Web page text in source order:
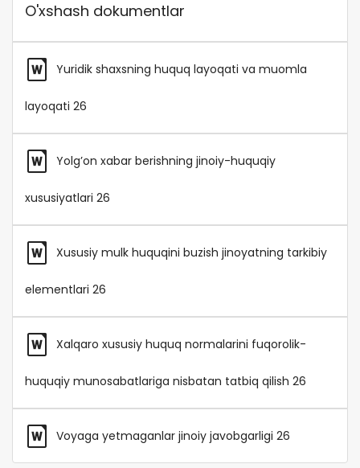
O'xshash dokumentlar
Yuridik shaxsning huquq layoqati va muomla
layoqati 26
Yolg’on xabar berishning jinoiy-huquqiy
xususiyatlari 26
Xususiy mulk huquqini buzish jinoyatning tarkibiy
elementlari 26
Xalqaro xususiy huquq normalarini fuqorolik-
huquqiy munosabatlariga nisbatan tatbiq qilish 26
Voyaga yetmaganlar jinoiy javobgarligi 26